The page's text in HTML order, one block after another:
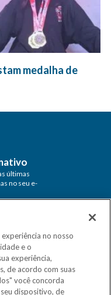
medalha de
últimas
no seu e-
no nosso
e o
experiência,
de acordo com suas
você concorda
dispositivo, de